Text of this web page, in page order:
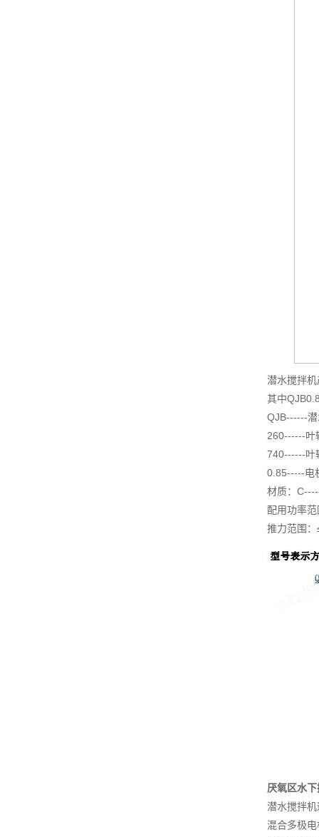
潜水搅拌
其中
QJB------
260------叶
740------叶
0.85-----电
材质：
配用功率
推力范围
厌氧区水
潜水搅拌
混合多极